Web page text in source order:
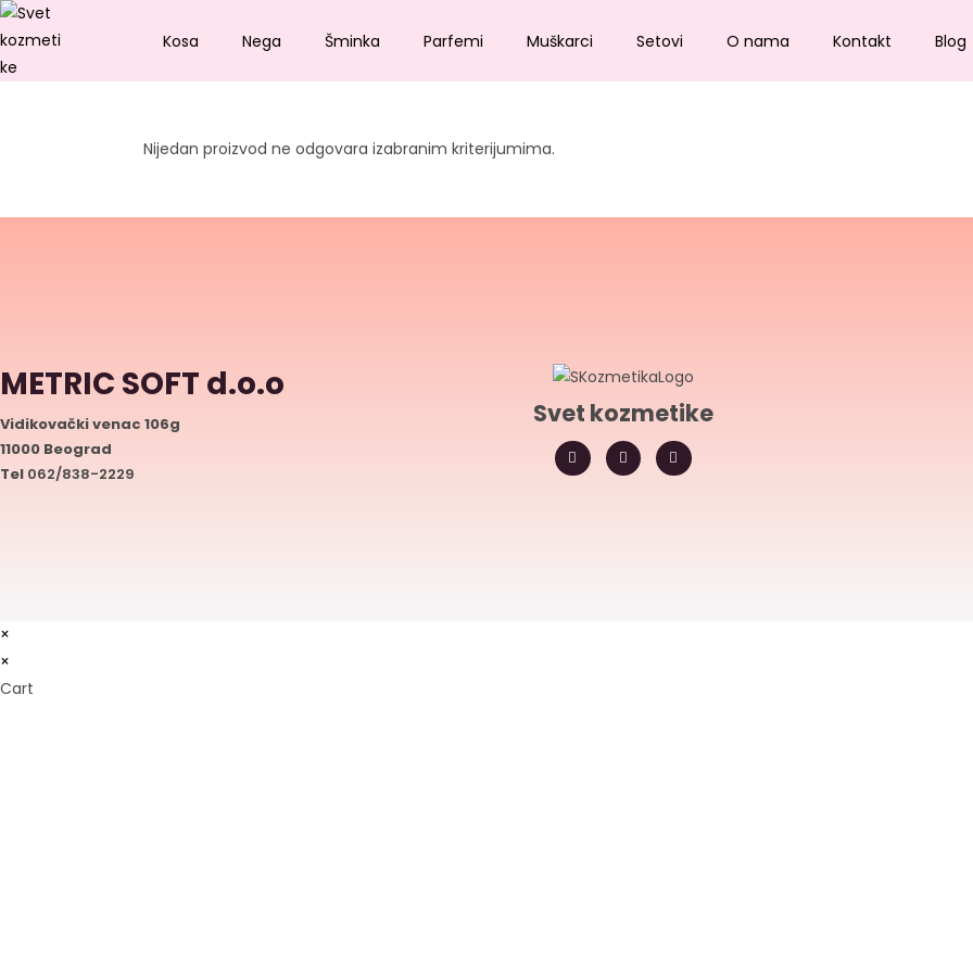
Kosa Nega Šminka Parfemi Muškarci Setovi O nama Kontakt Blog
Nijedan proizvod ne odgovara izabranim kriterijumima.
METRIC SOFT d.o.o
Vidikovački venac 106g
11000 Beograd
Tel 062/838-2229
Svet kozmetike
×
×
Cart